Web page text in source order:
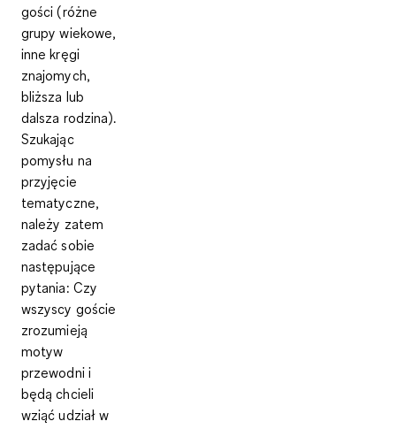
gości(różne
grupy wiekowe,
inne kręgi
znajomych,
bliższa lub
dalsza rodzina).
Szukając
pomysłu na
przyjęcie
tematyczne,
należy zatem
zadać sobie
następujące
pytania: Czy
wszyscy goście
zrozumieją
motyw
przewodni i
będą chcieli
wziąć udział w